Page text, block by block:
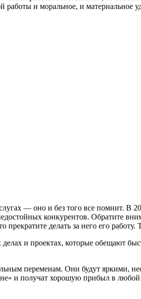
и моральное, и
— оно и без того все помнит. В
конкурентов. Обратите
делать за него его работу.
и проектах, которые обещают
переменам. Они будут яркими,
и получат хорошую прибыл в